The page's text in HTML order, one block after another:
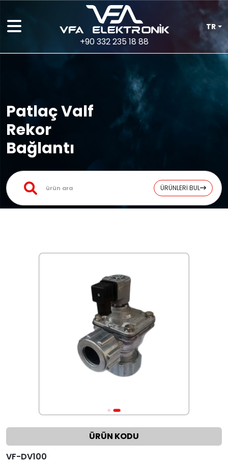
+90 332 235 18 88
TR
Patlaç Valf
Rekor
Bağlantı
ÜRÜNLERİ BUL
ÜRÜN KODU
VF-DV100